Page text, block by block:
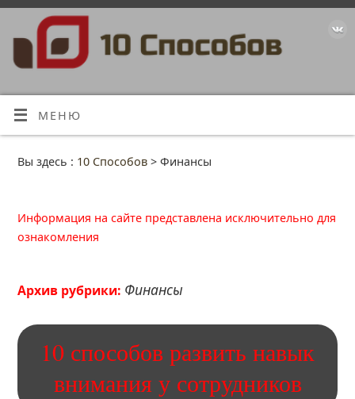
МЕНЮ
Вы здесь : 10 Способов> Финансы
Информация на сайте представлена исключительно для
ознакомления
Архив рубрики: Финансы
10 способов развить навык
внимания у сотрудников